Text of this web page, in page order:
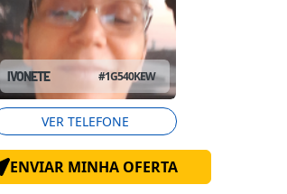
IVONETE #1G540KEW
VER TELEFONE
ENVIAR MINHA OFERTA